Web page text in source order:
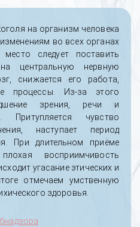
на организм человека
во всех органах
следует поставить
центральную нервную
снижается его работа,
процессы. Из-за этого
зрения, речи и
Притупляется чувство
наступает период
При длительном приёме
восприимчивость
угасание этических и
отмечаем умственную
здоровья.